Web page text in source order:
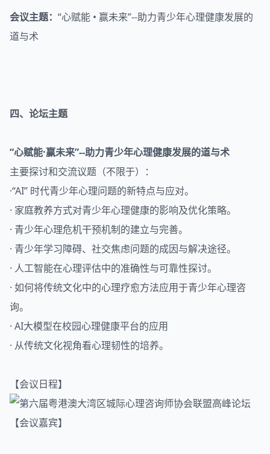
会议主题： “心赋能 • 赢未来”--助力青少年心理健康发展的
道与术
四、论坛主题
“心赋能·赢未来”--助力青少年心理健康发展的道与术
主要探讨和交流议题（不限于）：
·“AI” 时代青少年心理问题的新特点与应对。
· 家庭教养方式对青少年心理健康的影响及优化策略。
· 青少年心理危机干预机制的建立与完善。
· 青少年学习障碍、社交焦虑问题的成因与解决途径。
· 人工智能在心理评估中的准确性与可靠性探讨。
· 如何将传统文化中的心理疗愈方法应用于青少年心理咨
询。
· AI大模型在校园心理健康平台的应用
· 从传统文化视角看心理韧性的培养。
【会议日程】
【会议嘉宾】